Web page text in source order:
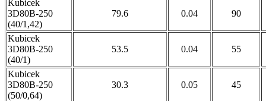
Kubicek
3D80B-250
(40/1,42)
79.6 0.04 90
Kubicek
3D80B-250
(40/1)
53.5 0.04 55
Kubicek
3D80B-250
(50/0,64)
30.3 0.05 45